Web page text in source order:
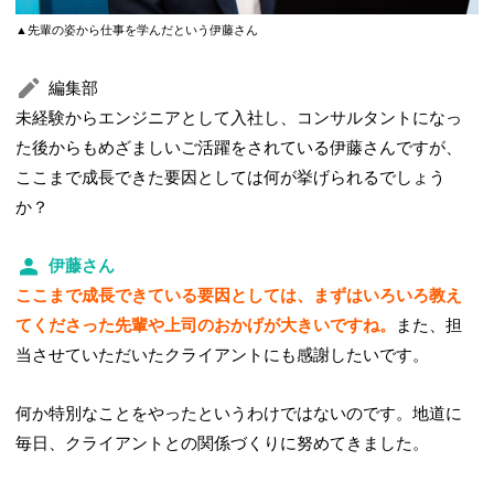
▲先輩の姿から仕事を学んだという伊藤さん
編集部
未経験からエンジニアとして入社し、コンサルタントになっ
た後からもめざましいご活躍をされている伊藤さんですが、
ここまで成長できた要因としては何が挙げられるでしょう
か？
伊藤さん
ここまで成長できている要因としては、まずはいろいろ教え
てくださった先輩や上司のおかげが大きいですね。
また、担
当させていただいたクライアントにも感謝したいです。
何か特別なことをやったというわけではないのです。地道に
毎日、クライアントとの関係づくりに努めてきました。